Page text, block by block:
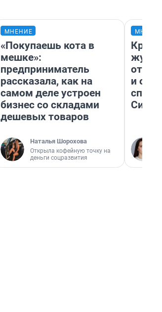
МНЕНИЕ
«Покупаешь кота в
мешке»:
предприниматель
рассказала, как на
самом деле устроен
бизнес со складами
дешевых товаров
Наталья Шорохова
Открыла кофейную точку на
деньги соцразвития
и